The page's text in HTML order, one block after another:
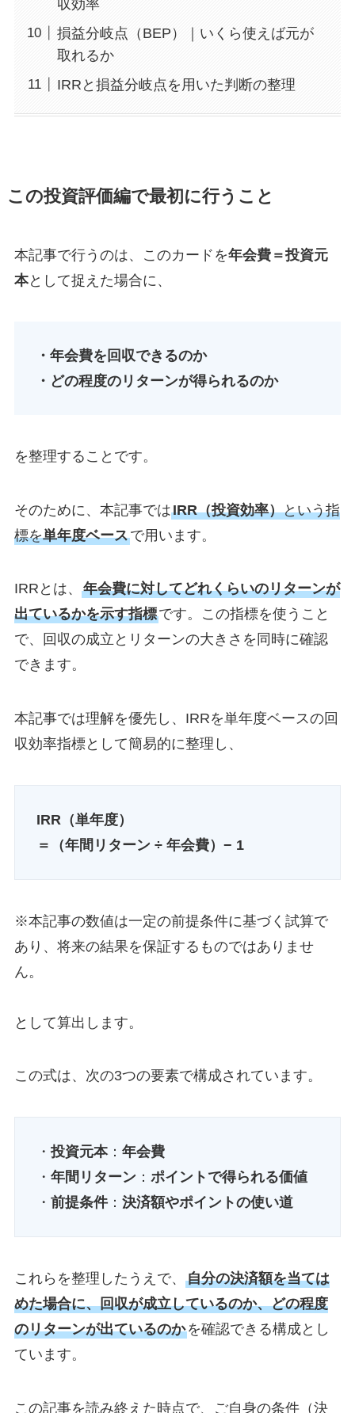
収効率
損益分岐点（BEP）｜いくら使えば元が
取れるか
IRRと損益分岐点を用いた判断の整理
この投資評価編で最初に行うこと
本記事で行うのは、このカードを年会費＝投資元
本として捉えた場合に、
・年会費を回収できるのか
・どの程度のリターンが得られるのか
を整理することです。
そのために、本記事ではIRR（投資効率）という指
標を単年度ベースで用います。
IRRとは、 年会費に対してどれくらいのリターンが
出ているかを示す指標です。この指標を使うこと
で、回収の成立とリターンの大きさを同時に確認
できます。
本記事では理解を優先し、IRRを単年度ベースの回
収効率指標として簡易的に整理し、
IRR（単年度）
＝（年間リターン ÷ 年会費）− 1
※本記事の数値は一定の前提条件に基づく試算で
あり、将来の結果を保証するものではありませ
ん。
として算出します。
この式は、次の3つの要素で構成されています。
・ 投資元本： 年会費
・ 年間リターン： ポイントで得られる価値
・ 前提条件： 決済額やポイントの使い道
これらを整理したうえで、 自分の決済額を当ては
めた場合に、回収が成立しているのか、どの程度
のリターンが出ているのかを確認できる構成とし
ています。
この記事を読み終えた時点で、ご自身の条件（決